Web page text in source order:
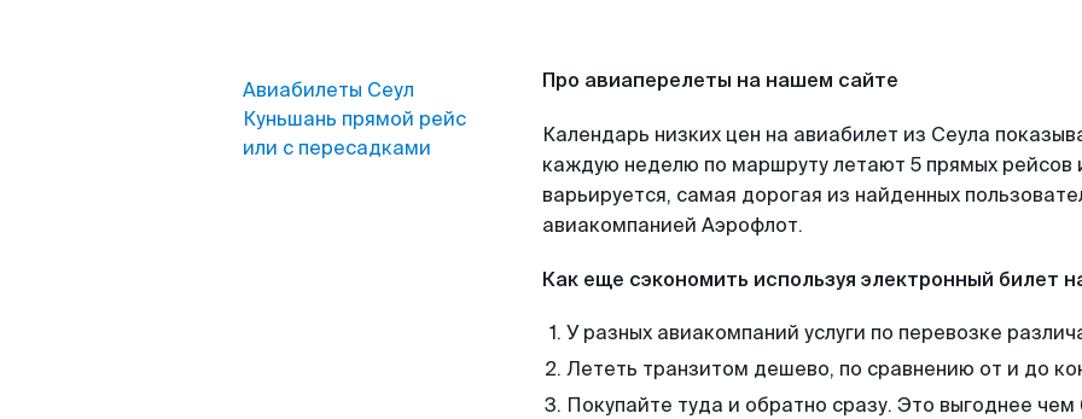
Авиабилеты Сеул
Куньшань прямой рейс
или с пересадками
Про авиаперелеты на нашем сайте
Календарь низких цен на авиабилет из Сеула
каждую неделю по маршруту летают 5 прямых рейсов
варьируется, самая дорогая из найденных
авиакомпанией Аэрофлот.
Как еще сэкономить используя электронный билет
У разных авиакомпаний услуги по перевозке
Лететь транзитом дешево, по сравнению от и до
Покупайте туда и обратно сразу. Это выгоднее